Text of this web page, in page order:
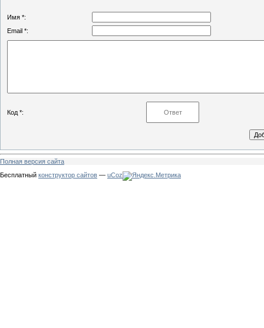
Имя *:
Email *:
Код *:
Полная версия сайта
Бесплатный конструктор сайтов — uCoz